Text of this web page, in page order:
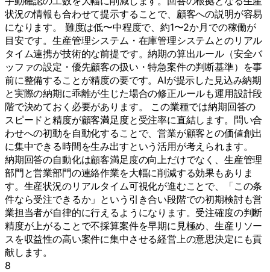
状況の情報も合わせて提示することで、顧客への説明が容易
になります。 難度は低〜中程度で、約1〜2か月での稼働が
目安です。生産管理システム・在庫管理システムとのリアル
タイム連携が技術的な前提です。納期の算出ルール（安全バ
ッファの設定・優先顧客の扱い・特急案件の判断基準）を事
前に整備することが精度の要です。AIが提示した見込み納期
と実際の納期に乖離が生じた場合の修正ルールも運用設計段
階で決めておく必要があります。 この業種では納期回答の
スピードと精度が顧客満足度と受注率に直結します。問い合
わせへの初動を自動化することで、営業が顧客との価値創出
に集中できる時間を生み出すという活用が考えられます。
納期回答の自動化は顧客満足度の向上だけでなく、生産管理
部門と営業部門の連絡作業を大幅に削減する効果もありま
す。生産状況のリアルタイム可視化が進むことで、「この条
件なら受注できるか」という引き合い段階での初期検討も営
業担当者が自律的に行えるようになります。受注確度の判断
精度が上がることで不採算案件を早期に見極め、生産リソー
スを収益性の高い案件に集中させる経営上の意思決定にも貢
献します。
8